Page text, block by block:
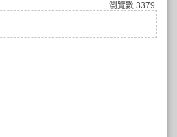
瀏覽數 3379